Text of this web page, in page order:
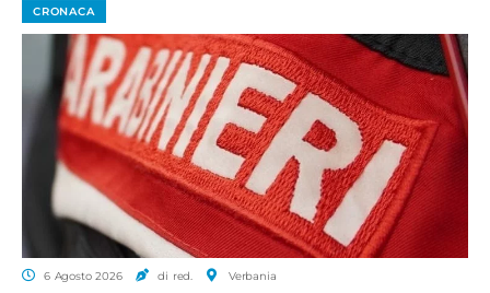
CRONACA
6 Agosto 2026 di red. Verbania